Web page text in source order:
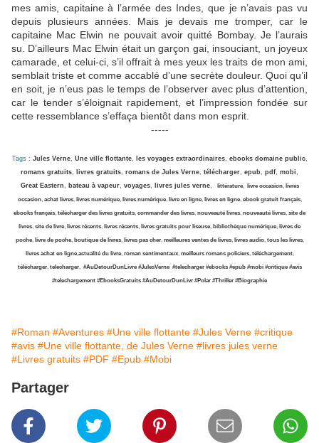
mes amis, capitaine à l’armée des Indes, que je n’avais pas vu
depuis plusieurs années. Mais je devais me tromper, car le
capitaine Mac Elwin ne pouvait avoir quitté Bombay. Je l’aurais
su. D’ailleurs Mac Elwin était un garçon gai, insouciant, un joyeux
camarade, et celui-ci, s’il offrait à mes yeux les traits de mon ami,
semblait triste et comme accablé d’une secrète douleur. Quoi qu’il
en soit, je n’eus pas le temps de l’observer avec plus d’attention,
car le tender s’éloignait rapidement, et l’impression fondée sur
cette ressemblance s’effaça bientôt dans mon esprit.
-----
Tags : Jules Verne, Une ville flottante, les voyages extraordinaires, ebooks domaine public,
romans gratuits, livres gratuits, romans de Jules Verne, télécharger, epub, pdf, mobi,
Great Eastern, bateau à vapeur, voyages, livres jules verne, littérature, livre occasion, livres
occasion, achat livres, livres numérique, livres numérique,livre en ligne, livres en ligne, ebook gratuit français,
ebooks français, télécharger des livres gratuits, commander des livres, nouveauté livres, nouveauté livres, site de
livres, site de livre, livres récents, livres récents, livres gratuits pour liseuse, bibliothèque numérique, livres de
poche, livre de poche,boutique de livres, livres pas cher,meilleures ventes de livres, livres audio, tous les livres,
livres achat en ligne,actualité du livre, roman sentimentaux, meilleurs romans policiers, téléchargement,
télécharger, telecharger, #AuDetourDunLivre #JulesVerne #telecharger #ebooks #epub #mobi #critique #avis
#telechargement #EbooksGratuits #AuDetourDunLivr #Polar #Thriller #Biographie
#Roman #Aventures #Une ville flottante #Jules Verne #critique
#avis #Une ville flottante, de Jules Verne #livres jules verne
#Livres gratuits #PDF #Epub #Mobi
Partager